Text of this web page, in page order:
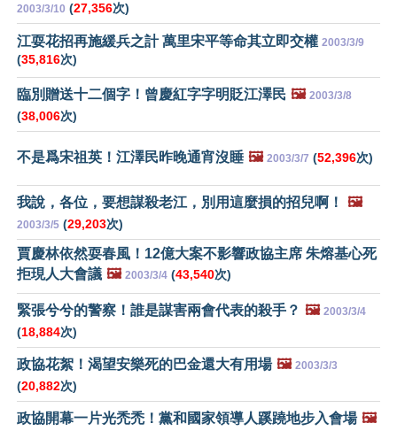
2003/3/10 (27,356次)
江耍花招再施緩兵之計 萬里宋平等命其立即交權 2003/3/9
(35,816次)
臨別贈送十二個字！曾慶紅字字明貶江澤民 🖼️ 2003/3/8
(38,006次)
不是爲宋祖英！江澤民昨晚通宵沒睡 🖼️ 2003/3/7 (52,396次)
我說，各位，要想謀殺老江，別用這麼損的招兒啊！ 🖼️
2003/3/5 (29,203次)
賈慶林依然耍春風！12億大案不影響政協主席 朱熔基心死
拒現人大會議 🖼️ 2003/3/4 (43,540次)
緊張兮兮的警察！誰是謀害兩會代表的殺手？ 🖼️ 2003/3/4
(18,884次)
政協花絮！渴望安樂死的巴金還大有用場 🖼️ 2003/3/3
(20,882次)
政協開幕一片光禿禿！黨和國家領導人蹊蹺地步入會場 🖼️